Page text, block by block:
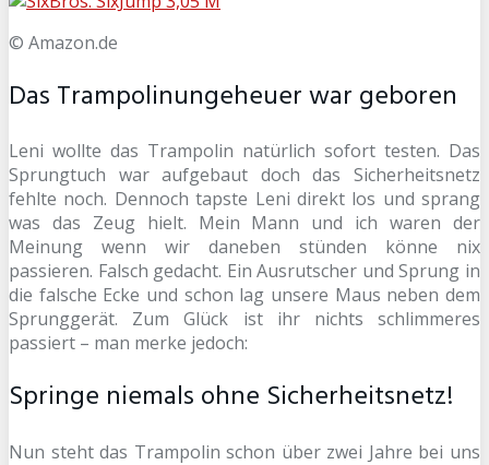
© Amazon.de
Das Trampolinungeheuer war geboren
Leni wollte das Trampolin natürlich sofort testen. Das
Sprungtuch war aufgebaut doch das Sicherheitsnetz
fehlte noch. Dennoch tapste Leni direkt los und sprang
was das Zeug hielt. Mein Mann und ich waren der
Meinung wenn wir daneben stünden könne nix
passieren. Falsch gedacht. Ein Ausrutscher und Sprung in
die falsche Ecke und schon lag unsere Maus neben dem
Sprunggerät. Zum Glück ist ihr nichts schlimmeres
passiert – man merke jedoch:
Springe niemals ohne Sicherheitsnetz!
Nun steht das Trampolin schon über zwei Jahre bei uns